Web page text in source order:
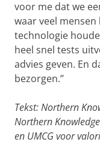
voor me dat we
waar veel
technologie
heel snel tests
advies geven. En
bezorgen.’’
Tekst: Northern
Northern
en UMCG voor